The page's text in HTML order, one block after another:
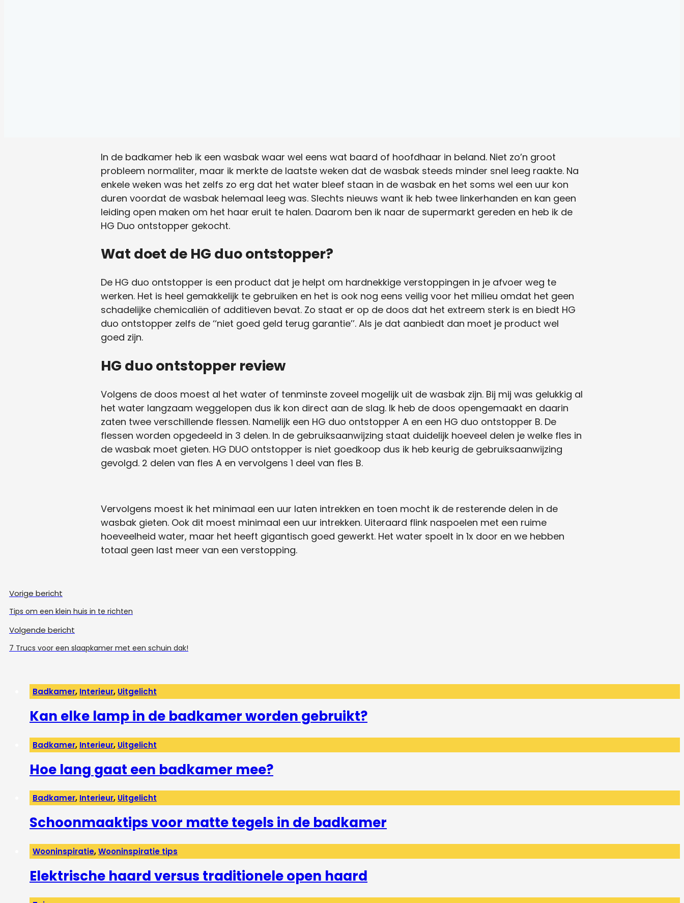
In de badkamer heb ik een wasbak waar wel eens wat baard of hoofdhaar in beland. Niet zo’n groot
probleem normaliter, maar ik merkte de laatste weken dat de wasbak steeds minder snel leeg raakte. Na
enkele weken was het zelfs zo erg dat het water bleef staan in de wasbak en het soms wel een uur kon
duren voordat de wasbak helemaal leeg was. Slechts nieuws want ik heb twee linkerhanden en kan geen
leiding open maken om het haar eruit te halen. Daarom ben ik naar de supermarkt gereden en heb ik de
HG Duo ontstopper gekocht.
Wat doet de HG duo ontstopper?
De HG duo ontstopper is een product dat je helpt om hardnekkige verstoppingen in je afvoer weg te
werken. Het is heel gemakkelijk te gebruiken en het is ook nog eens veilig voor het milieu omdat het geen
schadelijke chemicaliën of additieven bevat. Zo staat er op de doos dat het extreem sterk is en biedt HG
duo ontstopper zelfs de ‘‘niet goed geld terug garantie’’. Als je dat aanbiedt dan moet je product wel
goed zijn.
HG duo ontstopper review
Volgens de doos moest al het water of tenminste zoveel mogelijk uit de wasbak zijn. Bij mij was gelukkig al
het water langzaam weggelopen dus ik kon direct aan de slag. Ik heb de doos opengemaakt en daarin
zaten twee verschillende flessen. Namelijk een HG duo ontstopper A en een HG duo ontstopper B. De
flessen worden opgedeeld in 3 delen. In de gebruiksaanwijzing staat duidelijk hoeveel delen je welke fles in
de wasbak moet gieten. HG DUO ontstopper is niet goedkoop dus ik heb keurig de gebruiksaanwijzing
gevolgd. 2 delen van fles A en vervolgens 1 deel van fles B.
Vervolgens moest ik het minimaal een uur laten intrekken en toen mocht ik de resterende delen in de
wasbak gieten. Ook dit moest minimaal een uur intrekken. Uiteraard flink naspoelen met een ruime
hoeveelheid water, maar het heeft gigantisch goed gewerkt. Het water spoelt in 1x door en we hebben
totaal geen last meer van een verstopping.
Vorige bericht
Tips om een klein huis in te richten
Volgende bericht
7 Trucs voor een slaapkamer met een schuin dak!
Badkamer, Interieur, Uitgelicht
Kan elke lamp in de badkamer worden gebruikt?
Badkamer, Interieur, Uitgelicht
Hoe lang gaat een badkamer mee?
Badkamer, Interieur, Uitgelicht
Schoonmaaktips voor matte tegels in de badkamer
Wooninspiratie,Wooninspiratie tips
Elektrische haard versus traditionele open haard